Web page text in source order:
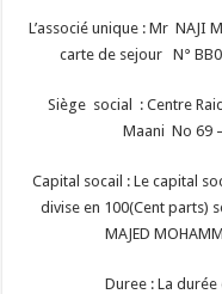
L’associé unique : Mr NAJI
carte de sejour N°
Siège social : Centre
Maani No 69
Capital socail : Le capital
divise en 100(Cent parts)
MAJED
Duree : La